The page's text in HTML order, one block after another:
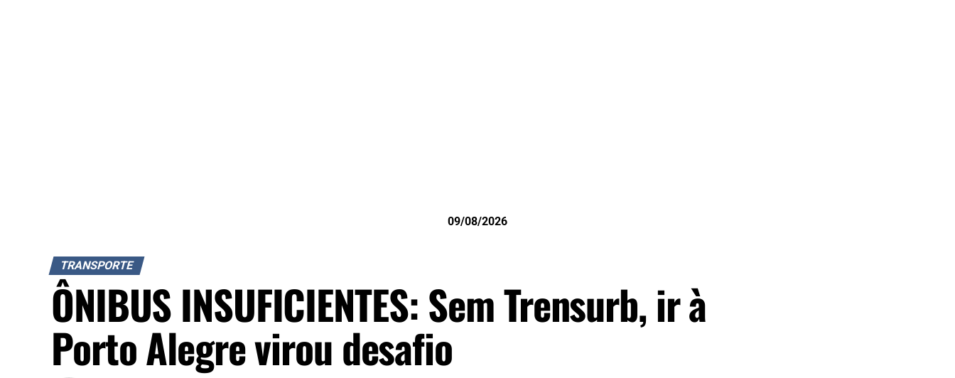
09/08/2026
TRANSPORTE
ÔNIBUS INSUFICIENTES: Sem Trensurb, ir à
Porto Alegre virou desafio